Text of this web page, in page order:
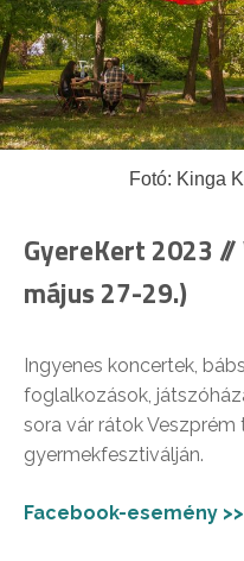
Fotó: Kinga
GyereKert 2023
május 27-29.)
Ingyenes koncertek,
foglalkozások,
sora vár rátok
gyermekfesztiválján.
Facebook-esemény >>